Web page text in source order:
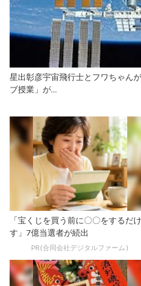
星出彰彦宇宙飛行士とフワちゃん
ブ授業」が...
「宝くじを買う前に〇〇をするだ
す」7億当選者が続出
PR(合同会社デジタルファーム )